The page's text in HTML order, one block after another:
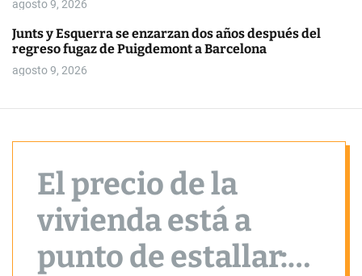
agosto 9, 2026
Junts y Esquerra se enzarzan dos años después del
regreso fugaz de Puigdemont a Barcelona
agosto 9, 2026
El precio de la
vivienda está a
punto de estallar: